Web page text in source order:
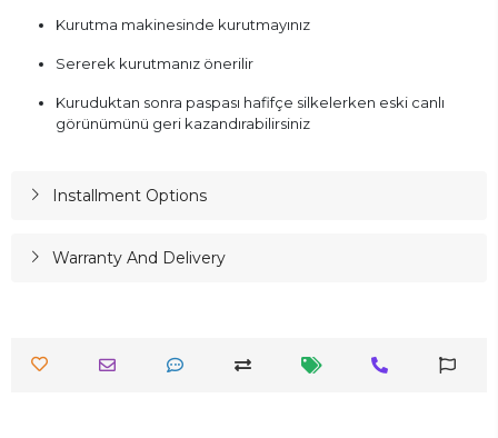
Kurutma makinesinde kurutmayınız
Sererek kurutmanız önerilir
Kuruduktan sonra paspası hafifçe silkelerken eski canlı
görünümünü geri kazandırabilirsiniz
Installment Options
Warranty And Delivery